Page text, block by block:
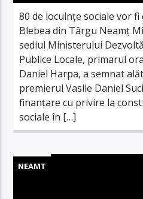
80 de locuințe sociale vor
Blebea din Târgu Neamț
sediul Ministerului
Publice Locale, primarul
Daniel Harpa, a semnat
premierul Vasile Daniel
finanțare cu privire la
sociale în […]
NEAMT